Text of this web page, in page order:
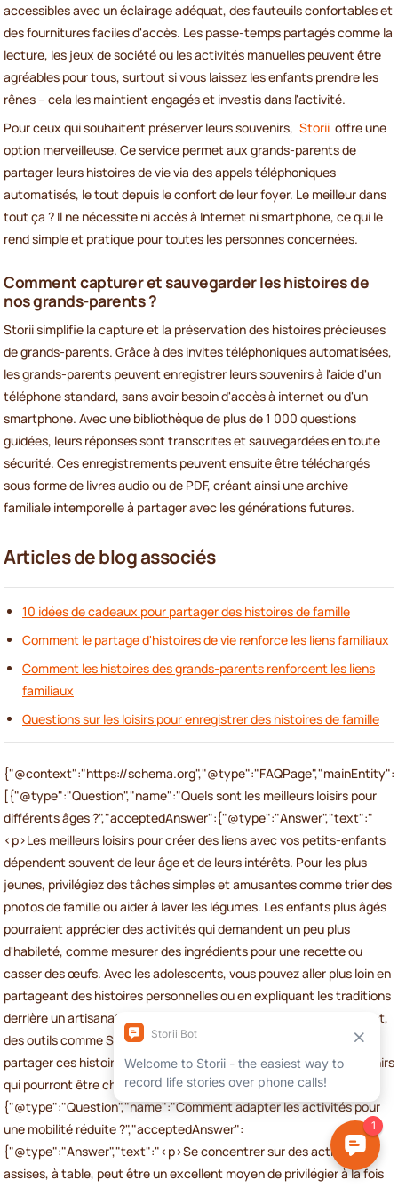
accessibles avec un éclairage adéquat, des fauteuils confortables et
des fournitures faciles d'accès. Les passe-temps partagés comme la
lecture, les jeux de société ou les activités manuelles peuvent être
agréables pour tous, surtout si vous laissez les enfants prendre les
rênes – cela les maintient engagés et investis dans l'activité.
Pour ceux qui souhaitent préserver leurs souvenirs, Storii offre une
option merveilleuse. Ce service permet aux grands-parents de
partager leurs histoires de vie via des appels téléphoniques
automatisés, le tout depuis le confort de leur foyer. Le meilleur dans
tout ça ? Il ne nécessite ni accès à Internet ni smartphone, ce qui le
rend simple et pratique pour toutes les personnes concernées.
Comment capturer et sauvegarder les histoires de
nos grands-parents ?
Storii simplifie la capture et la préservation des histoires précieuses
de grands-parents. Grâce à des invites téléphoniques automatisées,
les grands-parents peuvent enregistrer leurs souvenirs à l'aide d'un
téléphone standard, sans avoir besoin d'accès à internet ou d'un
smartphone. Avec une bibliothèque de plus de 1 000 questions
guidées, leurs réponses sont transcrites et sauvegardées en toute
sécurité. Ces enregistrements peuvent ensuite être téléchargés
sous forme de livres audio ou de PDF, créant ainsi une archive
familiale intemporelle à partager avec les générations futures.
Articles de blog associés
10 idées de cadeaux pour partager des histoires de famille
Comment le partage d'histoires de vie renforce les liens familiaux
Comment les histoires des grands-parents renforcent les liens
familiaux
Questions sur les loisirs pour enregistrer des histoires de famille
{"@context":"https://schema.org","@type":"FAQPage","mainEntity":
[{"@type":"Question","name":"Quels sont les meilleurs loisirs pour
différents âges ?","acceptedAnswer":{"@type":"Answer","text":"
<p>Les meilleurs loisirs pour créer des liens avec vos petits-enfants
dépendent souvent de leur âge et de leurs intérêts. Pour les plus
jeunes, privilégiez des tâches simples et amusantes comme trier des
photos de famille ou aider à laver les légumes. Les enfants plus âgés
pourraient apprécier des activités qui demandent un peu plus
d'habileté, comme mesurer des ingrédients pour une recette ou
casser des œufs. Avec les adolescents, vous pouvez aller plus loin en
partageant des histoires personnelles ou en expliquant les traditions
derrière un artisanat ou une activité. Pour que ces moments durent,
des outils comme Storii peuvent vous aider à enregistrer et à
partager ces histoires de vie significatives, créant ainsi des souvenirs
qui pourront être chéris pendant des années.</p>"}},
{"@type":"Question","name":"Comment adapter les activités pour
une mobilité réduite ?","acceptedAnswer":
{"@type":"Answer","text":"<p>Se concentrer sur des activités
assises, à table, peut être un excellent moyen de privilégier à la fois